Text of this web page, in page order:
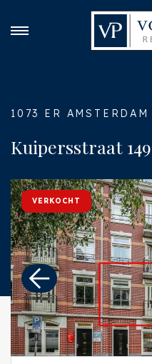
1073 ER AMSTERDAM
Kuipersstraat 149
VERKOCHT